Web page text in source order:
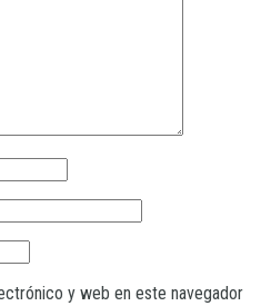
y web en este navegador